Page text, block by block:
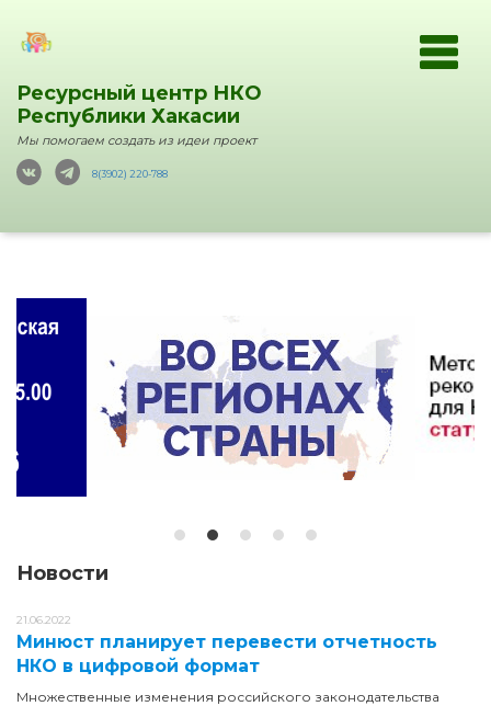
Ресурсный центр НКО
Республики Хакасии
Мы помогаем создать из идеи проект
8(3902) 220-788
Новости
21.06.2022
Минюст планирует перевести отчетность
НКО в цифровой формат
Множественные изменения российского законодательства